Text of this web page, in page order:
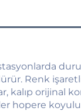
Renk
kalıp orijinal
hopere